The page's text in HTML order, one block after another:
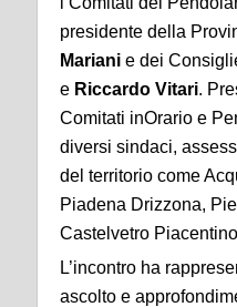
presidente della
Mariani e dei
e Riccardo Vitari.
Comitati inOrario e
diversi sindaci,
del territorio come
Piadena Drizzona,
Castelvetro
L’incontro ha
ascolto e